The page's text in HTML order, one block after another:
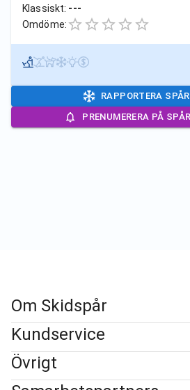
Klassiskt: ---
Omdöme:
RAPPORTERA
PRENUMERERA PÅ
Om Skidspår
Kundservice
Övrigt